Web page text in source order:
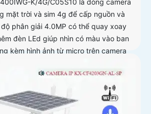
mặt trời và sim 4g để cấp nguồn và
phân giải 4.0MP có thể quay xoay
đèn LEd giúp nhìn có màu vào ban
kèm hình ảnh từ micro trên camera